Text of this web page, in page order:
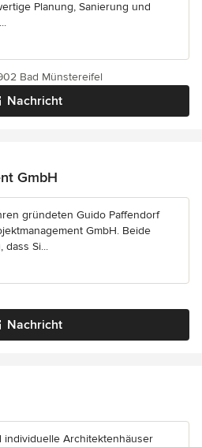
Planung, Sanierung und
Nachricht
Bad Münstereifel
GmbH
gründeten Guido Paffendorf
GmbH. Beide
dass Si...
Nachricht
individuelle Architektenhäuser